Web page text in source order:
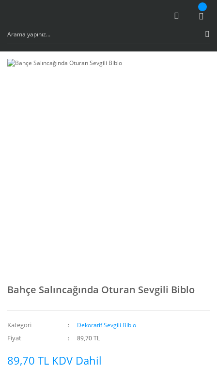
Bahçe Salıncağında Oturan Sevgili Biblo
Kategori Dekoratif Sevgili Biblo
Fiyat 89,70 TL
89,70 TL KDV Dahil